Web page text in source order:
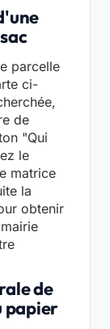
parcelle
ci-
de
"Qui
le
matrice
la
obtenir
de
papier